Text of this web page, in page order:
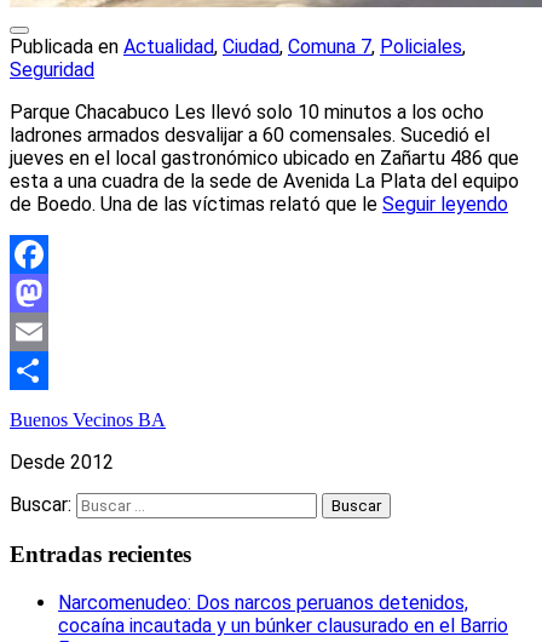
Publicada en Actualidad, Ciudad, Comuna 7, Policiales,
Seguridad
Parque Chacabuco Les llevó solo 10 minutos a los ocho
ladrones armados desvalijar a 60 comensales. Sucedió el
jueves en el local gastronómico ubicado en Zañartu 486 que
esta a una cuadra de la sede de Avenida La Plata del equipo
de Boedo. Una de las víctimas relató que le Seguir leyendo
Facebook
Mastodon
Email
Compartir
Buenos Vecinos BA
Desde 2012
Buscar:
Entradas recientes
Narcomenudeo: Dos narcos peruanos detenidos,
cocaína incautada y un búnker clausurado en el Barrio